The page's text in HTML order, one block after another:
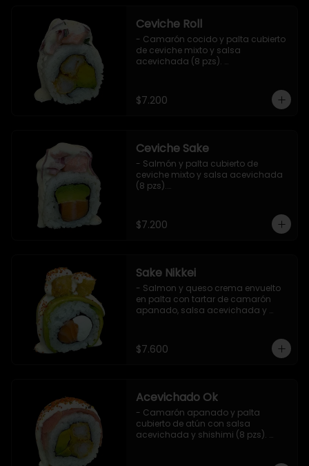
Ceviche Roll
- Camarón cocido y palta cubierto
de ceviche mixto y salsa
acevichada (8 pzs).
$7.200
Ceviche Sake
- Salmón y palta cubierto de
ceviche mixto y salsa acevichada
(8 pzs).
$7.200
Sake Nikkei
- Salmon y queso crema envuelto
en palta con tartar de camarón
apanado, salsa acevichada y
$7.600
Acevichado Ok
- Camarón apanado y palta
cubierto de atún con salsa
acevichada y shishimi (8 pzs).